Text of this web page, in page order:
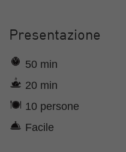
Presentazione
50 min
20 min
10 persone
Facile